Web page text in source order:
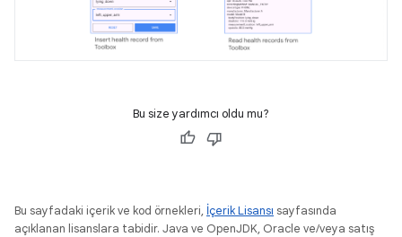
Bu size yardımcı oldu mu?
Bu sayfadaki içerik ve kod örnekleri, İçerik Lisansı sayfasında
açıklanan lisanslara tabidir. Java ve OpenJDK, Oracle ve/veya satış